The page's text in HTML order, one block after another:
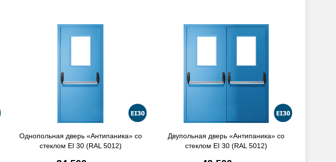
Однопольная дверь «Антипаника» со
стеклом EI 30 (RAL 5012)
Двупольная дверь «Антипаника» со
стеклом EI 30 (RAL 5012)